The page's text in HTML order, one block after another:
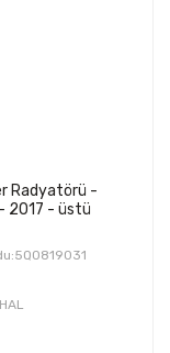
Radyatörü -
2017 - üstü